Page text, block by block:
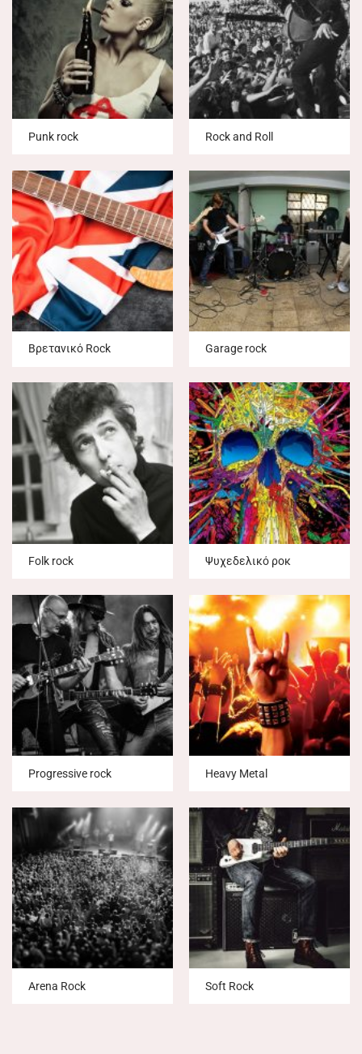
Punk rock Rock and Roll
Βρετανικό Rock Garage rock
Folk rock Ψυχεδελικό ροκ
Progressive rock Heavy Metal
Arena Rock Soft Rock